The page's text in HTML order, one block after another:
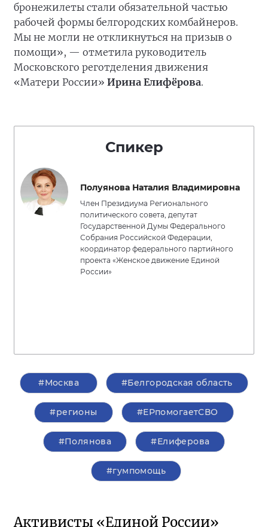
бронежилеты стали обязательной частью
рабочей формы белгородских комбайнеров.
Мы не могли не откликнуться на призыв о
помощи», — отметила руководитель
Московского реготделения движения
«Матери России» Ирина Елифёрова.
Спикер
Полуянова Наталия Владимировна
Член Президиума Регионального
политического совета, депутат
Государственной Думы Федерального
Собрания Российской Федерации,
координатор федерального партийного
проекта «Женское движение Единой
России»
#Москва #Белгородская область
#регионы #ЕРпомогаетСВО
#Полянова #Елиферова
#гумпомощь
Активисты «Единой России»